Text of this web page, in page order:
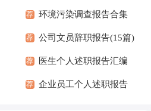
荐 环境污染调查报告合集
15篇
荐 公司文员辞职报告(15篇)
荐 医生个人述职报告汇编
15篇
荐 企业员工个人述职报告